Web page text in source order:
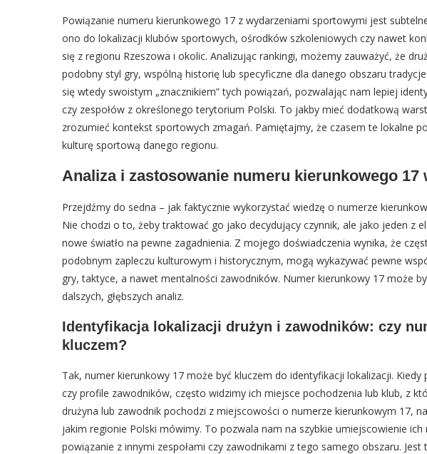
Powiązanie numeru kierunkowego 17 z wydarzeniami sportowymi jest
ono do lokalizacji klubów sportowych, ośrodków szkoleniowych czy nawet
się z regionu Rzeszowa i okolic. Analizując rankingi, możemy zauważyć, że
podobny styl gry, wspólną historię lub specyficzne dla danego obszaru
się wtedy swoistym „znacznikiem” tych powiązań, pozwalając nam lepiej
czy zespołów z określonego terytorium Polski. To jakby mieć dodatkową
zrozumieć kontekst sportowych zmagań. Pamiętajmy, że czasem te lokalne
kulturę sportową danego regionu.
Analiza i zastosowanie numeru kierunkowego
Przejdźmy do sedna – jak faktycznie wykorzystać wiedzę o numerze
Nie chodzi o to, żeby traktować go jako decydujący czynnik, ale jako jeden z
nowe światło na pewne zagadnienia. Z mojego doświadczenia wynika, że
podobnym zapleczu kulturowym i historycznym, mogą wykazywać pewne
gry, taktyce, a nawet mentalności zawodników. Numer kierunkowy 17 może
dalszych, głębszych analiz.
Identyfikacja lokalizacji drużyn i zawodników: czy
kluczem?
Tak, numer kierunkowy 17 może być kluczem do identyfikacji lokalizacji. Kiedy
czy profile zawodników, często widzimy ich miejsce pochodzenia lub klub, z
drużyna lub zawodnik pochodzi z miejscowości o numerze kierunkowym 17,
jakim regionie Polski mówimy. To pozwala nam na szybkie umiejscowienie
powiązanie z innymi zespołami czy zawodnikami z tego samego obszaru.